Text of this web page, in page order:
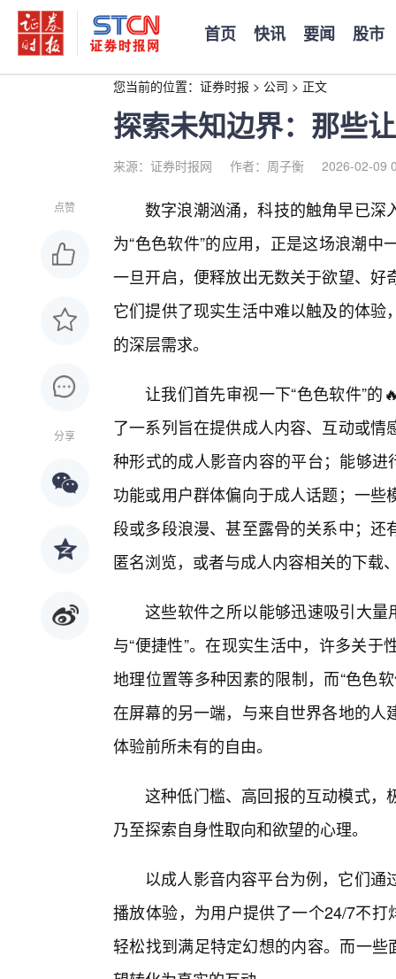
首页 快讯 要闻 股市
您当前的位置： 证券时报 > 公司 > 正文
探索未知边界：那些
来源：证券时报网 作者：周子衡 2026-02-09
点赞
分享
数字浪潮汹涌，科技的触角早已深
为“色色软件”的应用，正是这场浪潮
一旦开启，便释放出无数关于欲望、
它们提供了现实生活中难以触及的体
的深层需求。
让我们首先审视一下“色色软件”
了一系列旨在提供成人内容、互动或
种形式的成人影音内容的平台；能够
功能或用户群体偏向于成人话题；一
段或多段浪漫、甚至露骨的关系中；
匿名浏览，或者与成人内容相关的下载
这些软件之所以能够迅速吸引大量
与“便捷性”。在现实生活中，许多关
地理位置等多种因素的限制，而“色色
在屏幕的另一端，与来自世界各地的
体验前所未有的自由。
这种低门槛、高回报的互动模式，
乃至探索自身性取向和欲望的心理。
以成人影音内容平台为例，它们
播放体验，为用户提供了一个24/7不打
轻松找到满足特定幻想的内容。而一